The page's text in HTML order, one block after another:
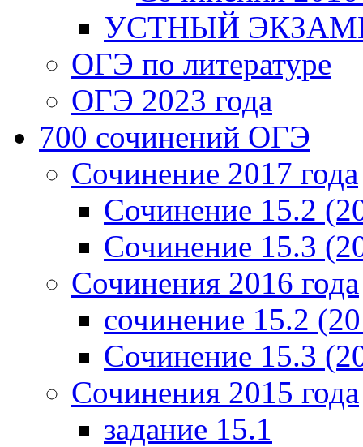
УСТНЫЙ
ОГЭ по литературе
ОГЭ 2023 года
700 cочинений ОГЭ
Сочинение 2017 года
Сочинение 15.2
Сочинение 15.3
Сочинения 2016 года
сочинение 15.2
Сочинение 15.3
Сочинения 2015 года
задание 15.1